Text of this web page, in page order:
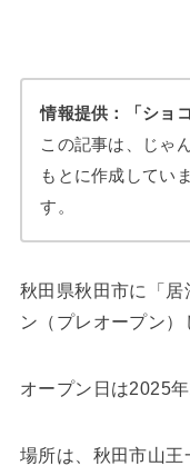
情報提供：「ショ
この記事は、じゃ
もとに作成してい
す。
秋田県秋田市に「
ン（プレオープン）
オープン日は2025年
場所は、秋田市山王